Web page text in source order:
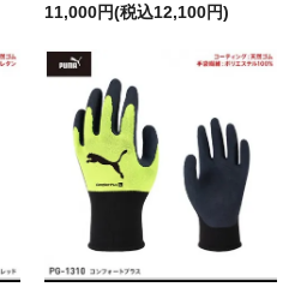
11,000円(税込12,100円)